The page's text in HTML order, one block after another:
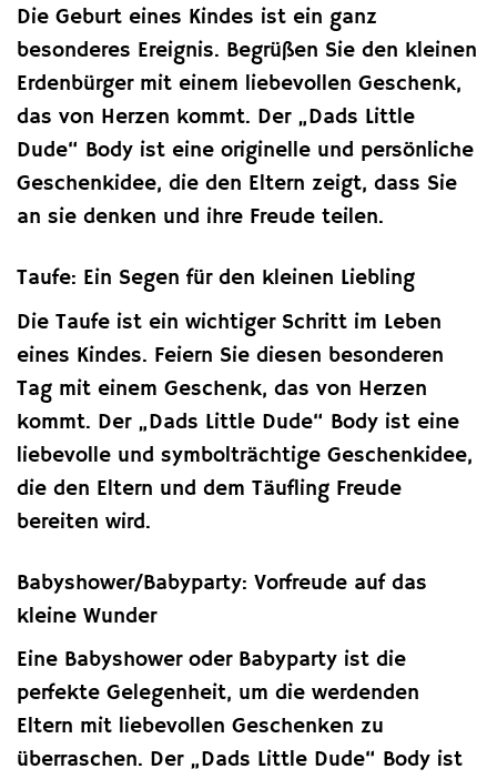
Die Geburt eines Kindes ist ein ganz
besonderes Ereignis. Begrüßen Sie den kleinen
Erdenbürger mit einem liebevollen Geschenk,
das von Herzen kommt. Der „Dads Little
Dude“ Body ist eine originelle und persönliche
Geschenkidee, die den Eltern zeigt, dass Sie
an sie denken und ihre Freude teilen.
Taufe: Ein Segen für den kleinen Liebling
Die Taufe ist ein wichtiger Schritt im Leben
eines Kindes. Feiern Sie diesen besonderen
Tag mit einem Geschenk, das von Herzen
kommt. Der „Dads Little Dude“ Body ist eine
liebevolle und symbolträchtige Geschenkidee,
die den Eltern und dem Täufling Freude
bereiten wird.
Babyshower/Babyparty: Vorfreude auf das
kleine Wunder
Eine Babyshower oder Babyparty ist die
perfekte Gelegenheit, um die werdenden
Eltern mit liebevollen Geschenken zu
überraschen. Der „Dads Little Dude“ Body ist